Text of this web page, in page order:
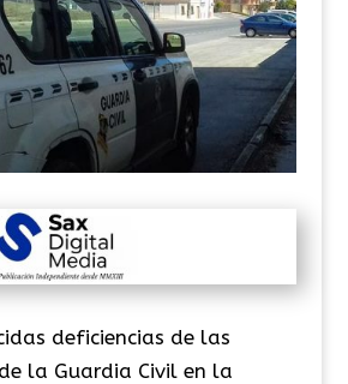
deficiencias de las
la Guardia Civil en la